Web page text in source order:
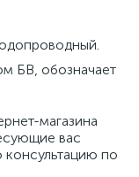
БВ, обозначает
магазина
вас
по